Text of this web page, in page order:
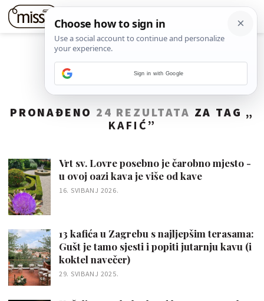
PRONAĐENO 24 REZULTATA ZA TAG „
KAFIĆ ”
Vrt sv. Lovre posebno je čarobno mjesto -
u ovoj oazi kava je više od kave
16. SVIBANJ 2026.
13 kafića u Zagrebu s najljepšim terasama:
Gušt je tamo sjesti i popiti jutarnju kavu (i
koktel navečer)
29. SVIBANJ 2025.
Sign in with Google